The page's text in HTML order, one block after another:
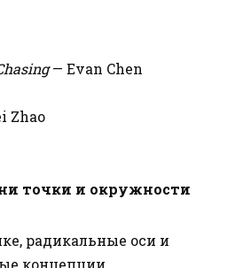
— Evan Chen
Zhao
точки и окружности
радикальные оси и
концепции.